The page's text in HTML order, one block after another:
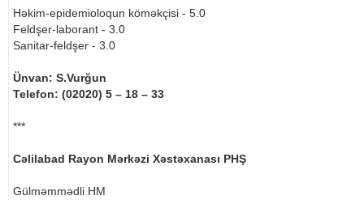
Həkim-epidemioloqun köməkçisi - 5.0
Feldşer-laborant - 3.0
Sanitar-feldşer - 3.0
Ünvan: S.Vurğun
Telefon: (02020) 5 – 18 – 33
***
Cəlilabad Rayon Mərkəzi Xəstəxanası PHŞ
Gülməmmədli HM